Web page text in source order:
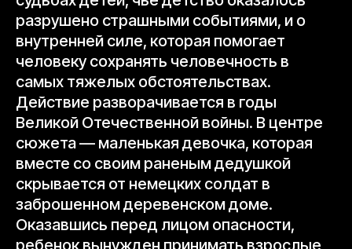
разрушено страшными событиями, и о
внутренней силе, которая помогает
человеку сохранять человечность в
самых тяжелых обстоятельствах.
Действие разворачивается в годы
Великой Отечественной войны. В центре
сюжета — маленькая девочка, которая
вместе со своим раненым дедушкой
скрывается от немецких солдат в
заброшенном деревенском доме.
Оказавшись перед лицом опасности,
ребенок вынужден принимать взрослые